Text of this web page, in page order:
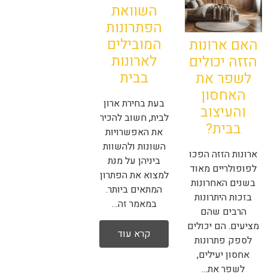
האם ארונות
הזזה יכולים
לשפר את
האחסון
והעיצוב
בבית?
ארונות הזזה הפכו
לפופולריים מאוד
בשנים האחרונות
בזכות היתרונות
הרבים שהם
מציעים. הם יכולים
לספק פתרונות
אחסון יעילים,
לשפר את…
השוואת
הפתרונות
המובילים
לארונות
בבית
בעת בחירת ארון
לבית, חשוב להכיר
את האפשרויות
השונות ולהשוות
ביניהן על מנת
למצוא את הפתרון
המתאים ביותר.
במאמר זה…
קרא עוד